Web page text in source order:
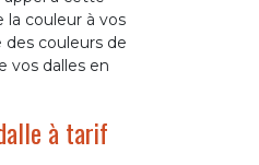
la couleur à vos
couleurs de
vos dalles en
à tarif